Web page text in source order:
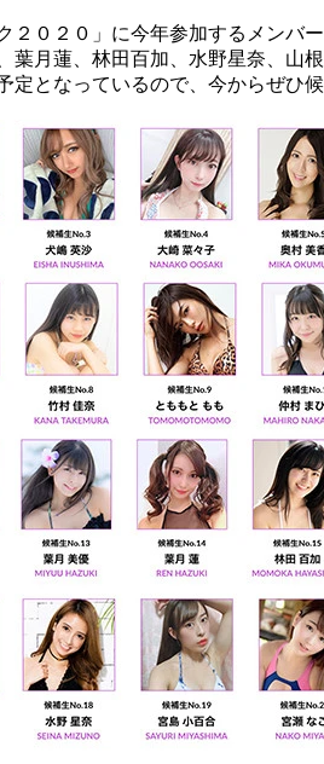
２０２０」に今年参加するメンバ
葉月蓮、林田百加、水野星奈、山
定となっているので、今からぜひ